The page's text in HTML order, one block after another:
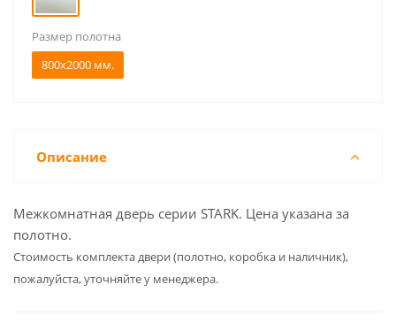
Размер полотна
800x2000 мм.
Описание
Межкомнатная дверь серии STARK. Цена указана за
полотно.
Cтоимость комплекта двери (полотно, коробка и наличник),
пожалуйста, уточняйте у менеджера.